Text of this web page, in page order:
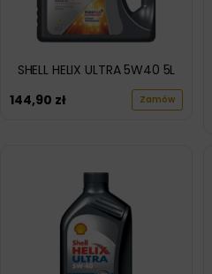
SHELL HELIX ULTRA 5W40 5L
144,90 zł Zamów